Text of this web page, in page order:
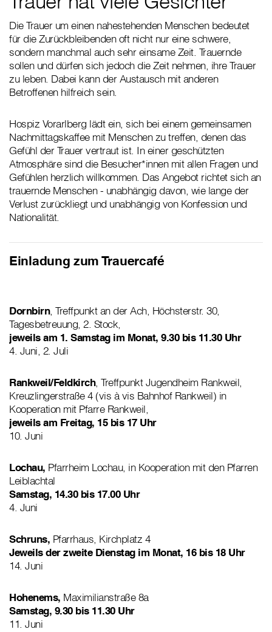
Die Trauer um einen nahestehenden Menschen bedeutet
für die Zurückbleibenden oft nicht nur eine schwere,
sondern manchmal auch sehr einsame Zeit. Trauernde
sollen und dürfen sich jedoch die Zeit nehmen, ihre Trauer
zu leben. Dabei kann der Austausch mit anderen
Betroffenen hilfreich sein.
Hospiz Vorarlberg lädt ein, sich bei einem gemeinsamen
Nachmittagskaffee mit Menschen zu treffen, denen das
Gefühl der Trauer vertraut ist. In einer geschützten
Atmosphäre sind die Besucher*innen mit allen Fragen und
Gefühlen herzlich willkommen. Das Angebot richtet sich an
trauernde Menschen - unabhängig davon, wie lange der
Verlust zurückliegt und unabhängig von Konfession und
Nationalität.
Einladung zum Trauercafé
Dornbirn, Treffpunkt an der Ach, Höchsterstr. 30,
Tagesbetreuung, 2. Stock,
jeweils am 1. Samstag im Monat, 9.30 bis 11.30 Uhr
4. Juni, 2. Juli
Rankweil/Feldkirch, Treffpunkt Jugendheim Rankweil,
Kreuzlingerstraße 4 (vis à vis Bahnhof Rankweil) in
Kooperation mit Pfarre Rankweil,
jeweils am Freitag, 15 bis 17 Uhr
10. Juni
Lochau, Pfarrheim Lochau, in Kooperation mit den Pfarren
Leiblachtal
Samstag, 14.30 bis 17.00 Uhr
4. Juni
Schruns, Pfarrhaus, Kirchplatz 4
Jeweils der zweite Dienstag im Monat, 16 bis 18 Uhr
14. Juni
Hohenems, Maximilianstraße 8a
Samstag, 9.30 bis 11.30 Uhr
11. Juni